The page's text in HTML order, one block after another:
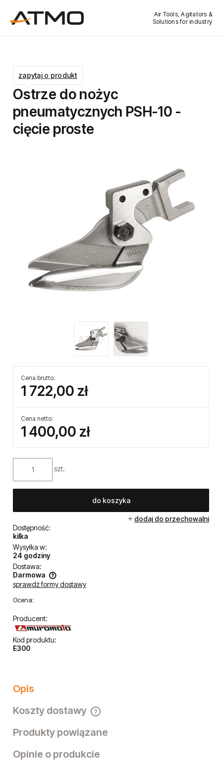
Air Tools, Agitators &
Solutions for industry
Ostrze do nożyc
pneumatycznych PSH-10 -
cięcie proste
Cena brutto:
1 722,00 zł
Cena netto:
1 400,00 zł
szt.
do koszyka
dodaj do przechowalni
Dostępność:
kilka
Wysyłka w:
24 godziny
Dostawa:
Darmowa
Cena nie zawiera ewentualnych kosztów płatności
sprawdź formy dostawy
Ocena:
Producent:
Kod produktu:
E300
zapytaj o produkt
Opis
Koszty dostawy
Cena nie zawiera ewentualnych kosztów płatności
Produkty powiązane
Opinie o produkcie